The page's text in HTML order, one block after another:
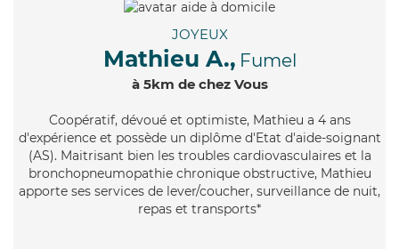
JOYEUX
Mathieu A., Fumel
à 5km de chez Vous
Coopératif, dévoué et optimiste, Mathieu a 4 ans
d'expérience et possède un diplôme d'Etat d'aide-soignant
(AS). Maitrisant bien les troubles cardiovasculaires et la
bronchopneumopathie chronique obstructive, Mathieu
apporte ses services de lever/coucher, surveillance de nuit,
repas et transports*